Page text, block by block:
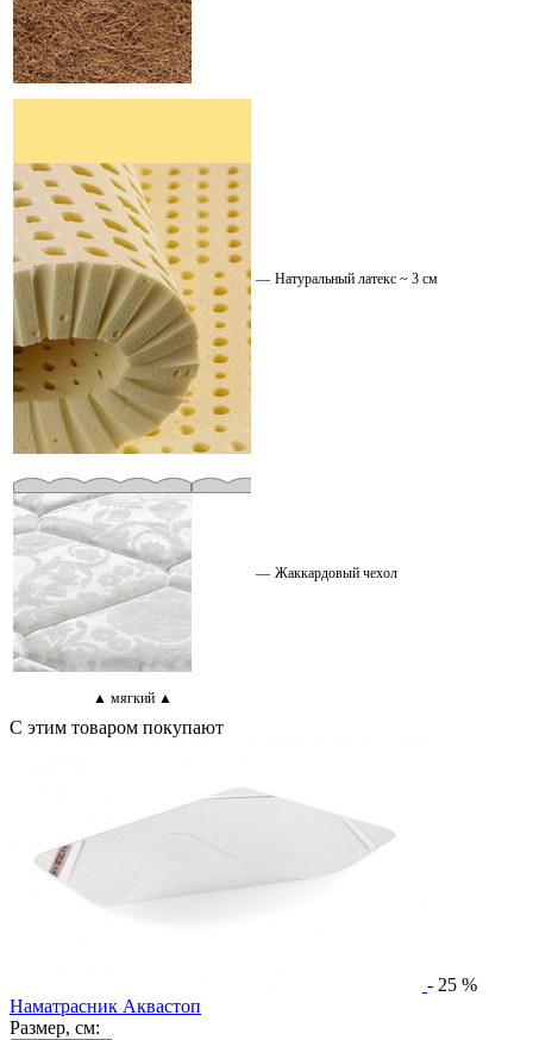
— Натуральный латекс ~ 3 см
— Жаккардовый чехол
▲ мягкий ▲
С этим товаром покупают
- 25 %
Наматрасник Аквастоп
Размер, см: